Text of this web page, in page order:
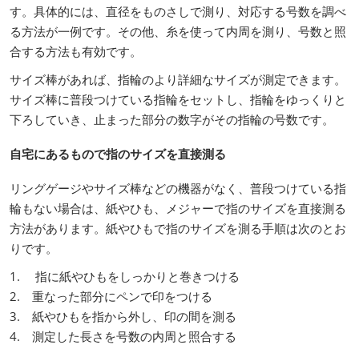
す。具体的には、直径をものさしで測り、対応する号数を調べ
る方法が一例です。その他、糸を使って内周を測り、号数と照
合する方法も有効です。
サイズ棒があれば、指輪のより詳細なサイズが測定できます。
サイズ棒に普段つけている指輪をセットし、指輪をゆっくりと
下ろしていき、止まった部分の数字がその指輪の号数です。
自宅にあるもので指のサイズを直接測る
リングゲージやサイズ棒などの機器がなく、普段つけている指
輪もない場合は、紙やひも、メジャーで指のサイズを直接測る
方法があります。紙やひもで指のサイズを測る手順は次のとお
りです。
1. 指に紙やひもをしっかりと巻きつける
2. 重なった部分にペンで印をつける
3. 紙やひもを指から外し、印の間を測る
4. 測定した長さを号数の内周と照合する